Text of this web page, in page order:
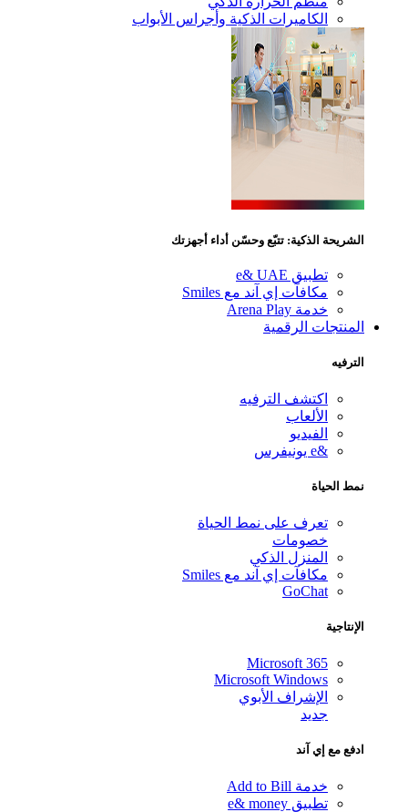
الكاميرات الذكية وأجراس الأبواب
الذكية: تتبّع وحسّن أداء أجهزتك
تطبيق e& UAE
مكافآت إي آند مع Smiles
الرقمية
اكتشف الترفيه
الألعاب
تعرف على نمط الحياة
المنزل الذكي
مكافآت إي آند مع Smiles
GoChat
Microsoft 365
Microsoft Windows
الإشراف الأبوي
مع إي آند
تطبيق e& money